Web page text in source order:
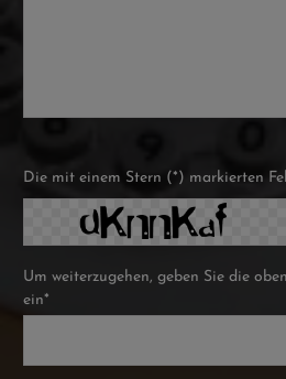
Die mit einem Stern (*) markierten
Um weiterzugehen, geben Sie die
ein*